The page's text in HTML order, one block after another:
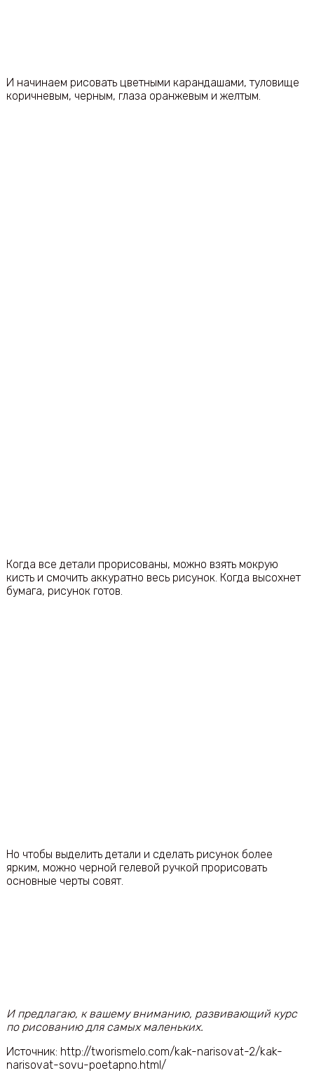
И начинаем рисовать цветными карандашами, туловище
коричневым, черным, глаза оранжевым и желтым.
Когда все детали прорисованы, можно взять мокрую
кисть и смочить аккуратно весь рисунок. Когда высохнет
бумага, рисунок готов.
Но чтобы выделить детали и сделать рисунок более
ярким, можно черной гелевой ручкой прорисовать
основные черты совят.
И предлагаю, к вашему вниманию, развивающий курс
по рисованию для самых маленьких.
Источник: http://tworismelo.com/kak-narisovat-2/kak-
narisovat-sovu-poetapno.html/